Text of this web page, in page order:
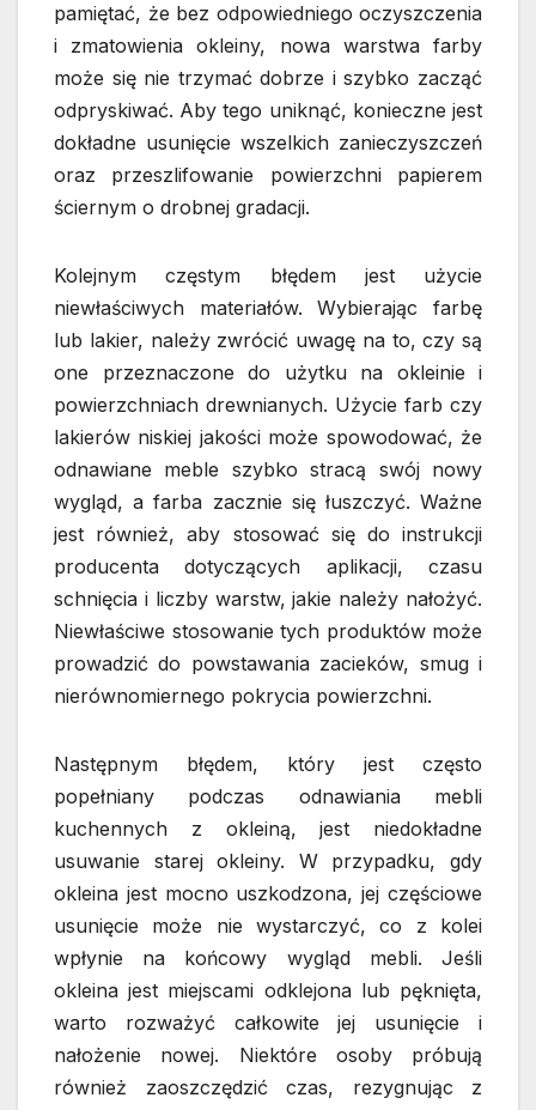
pamiętać, że bez odpowiedniego oczyszczenia
i zmatowienia okleiny, nowa warstwa farby
może się nie trzymać dobrze i szybko zacząć
odpryskiwać. Aby tego uniknąć, konieczne jest
dokładne usunięcie wszelkich zanieczyszczeń
oraz przeszlifowanie powierzchni papierem
ściernym o drobnej gradacji.
Kolejnym częstym błędem jest użycie
niewłaściwych materiałów. Wybierając farbę
lub lakier, należy zwrócić uwagę na to, czy są
one przeznaczone do użytku na okleinie i
powierzchniach drewnianych. Użycie farb czy
lakierów niskiej jakości może spowodować, że
odnawiane meble szybko stracą swój nowy
wygląd, a farba zacznie się łuszczyć. Ważne
jest również, aby stosować się do instrukcji
producenta dotyczących aplikacji, czasu
schnięcia i liczby warstw, jakie należy nałożyć.
Niewłaściwe stosowanie tych produktów może
prowadzić do powstawania zacieków, smug i
nierównomiernego pokrycia powierzchni.
Następnym błędem, który jest często
popełniany podczas odnawiania mebli
kuchennych z okleiną, jest niedokładne
usuwanie starej okleiny. W przypadku, gdy
okleina jest mocno uszkodzona, jej częściowe
usunięcie może nie wystarczyć, co z kolei
wpłynie na końcowy wygląd mebli. Jeśli
okleina jest miejscami odklejona lub pęknięta,
warto rozważyć całkowite jej usunięcie i
nałożenie nowej. Niektóre osoby próbują
również zaoszczędzić czas, rezygnując z